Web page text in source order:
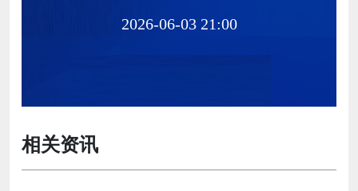
2026-06-03 21:00
相关资讯